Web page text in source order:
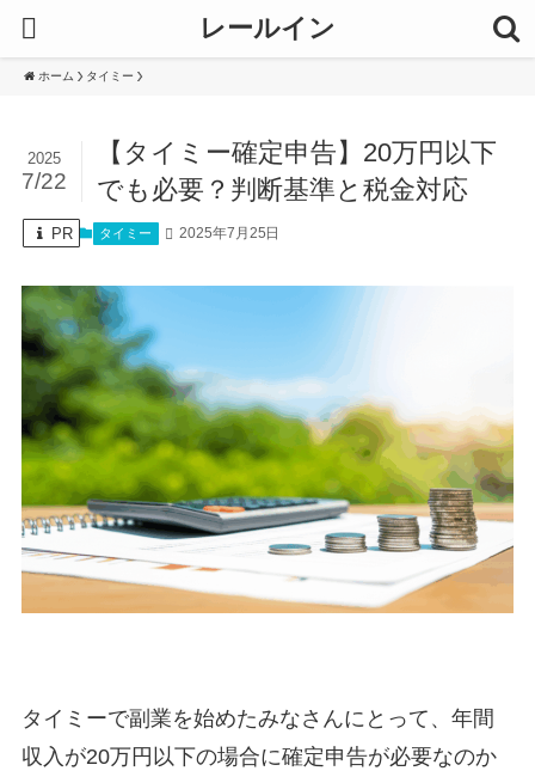
レールイン
ホーム タイミー
【タイミー確定申告】20万円以下
でも必要？判断基準と税金対応
2025
7/22
PR タイミー 2025年7月25日
タイミーで副業を始めたみなさんにとって、年間
収入が20万円以下の場合に確定申告が必要なのか